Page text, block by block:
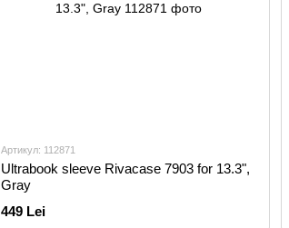
Артикул: 112871
Ultrabook sleeve Rivacase 7903 for 13.3",
Gray
449 Lei